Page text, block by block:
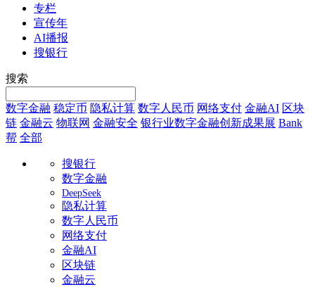
专栏
宣传年
AI播报
搜银行
搜索
数字金融 稳定币 隐私计算 数字人民币 网络支付 金融AI 区块
链 金融云 物联网 金融安全 银行业数字金融创新成果展 Bank
帮 全部
搜银行
数字金融
DeepSeek
隐私计算
数字人民币
网络支付
金融AI
区块链
金融云